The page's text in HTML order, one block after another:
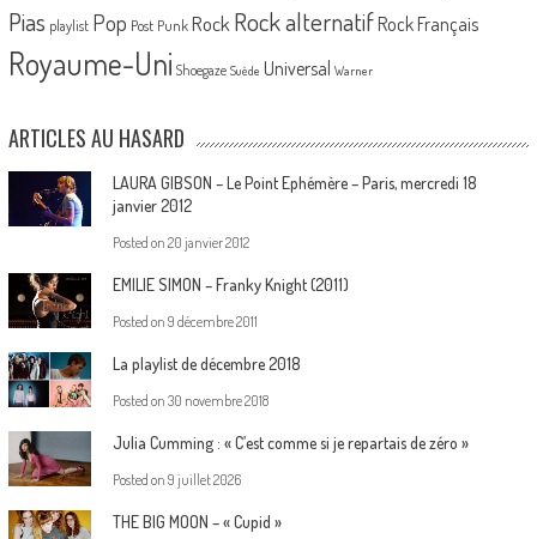
Pias playlist Pop Post Punk Rock Rock alternatif Rock Français
Royaume-Uni Shoegaze Suède Universal Warner
ARTICLES AU HASARD
LAURA GIBSON – Le Point Ephémère – Paris, mercredi 18
janvier 2012
Posted on 20 janvier 2012
EMILIE SIMON – Franky Knight (2011)
Posted on 9 décembre 2011
La playlist de décembre 2018
Posted on 30 novembre 2018
Julia Cumming : « C’est comme si je repartais de zéro »
Posted on 9 juillet 2026
THE BIG MOON – « Cupid »